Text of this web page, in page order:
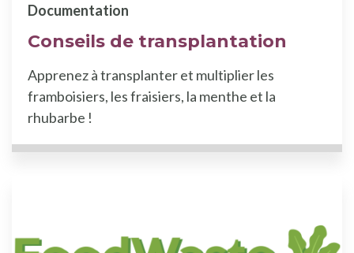
Conseils de transplantation
Documentation
Apprenez à transplanter et multiplier les
framboisiers, les fraisiers, la menthe et la
rhubarbe !